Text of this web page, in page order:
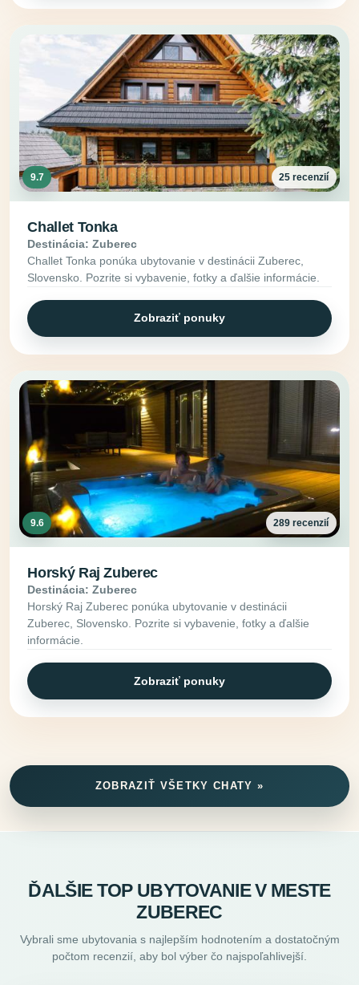
9.7 25 recenzií
Challet Tonka
Destinácia: Zuberec
Challet Tonka ponúka ubytovanie v destinácii Zuberec,
Slovensko. Pozrite si vybavenie, fotky a ďalšie informácie.
Zobraziť ponuky
9.6 289 recenzií
Horský Raj Zuberec
Destinácia: Zuberec
Horský Raj Zuberec ponúka ubytovanie v destinácii
Zuberec, Slovensko. Pozrite si vybavenie, fotky a ďalšie
informácie.
Zobraziť ponuky
ZOBRAZIŤ VŠETKY CHATY »
ĎALŠIE TOP UBYTOVANIE V MESTE
ZUBEREC
Vybrali sme ubytovania s najlepším hodnotením a dostatočným
počtom recenzií, aby bol výber čo najspoľahlivejší.